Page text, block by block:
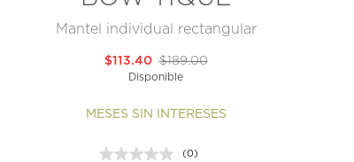
Mantel individual rectangular
$189.00
$113.40
Disponible
MESES SIN INTERESES
(0)